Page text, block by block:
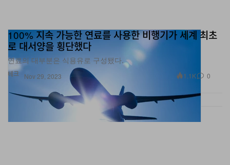
테크
100% 지속 가능한 연료를 사용한 비행기가 세계 최초
로 대서양을 횡단했다
연료의 대부분은 식용유로 구성됐다.
Nov 29, 2023 1.1K 0